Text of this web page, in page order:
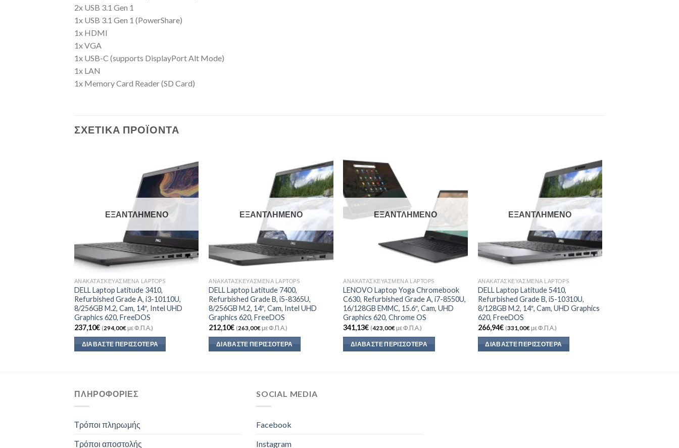
2x USB 3.1 Gen 1
1x USB 3.1 Gen 1 (PowerShare)
1x HDMI
1x VGA
1x USB-C (supports DisplayPort Alt Mode)
1x LAN
1x Memory Card Reader (SD Card)
ΣΧΕΤΙΚΆ ΠΡΟΪΌΝΤΑ
Add to
ΕΞΑΝΤΛΗΜΈΝΟ
ΑΝΑΚΑΤΑΣΚΕΥΑΣΜΈΝΑ LAPTOPS
DELL Laptop Latitude 3410,
Refurbished Grade A, i3-10110U,
8/256GB M.2, Cam, 14″, Intel UHD
Graphics 620, FreeDOS
237,10€ (294,00€με Φ.Π.Α.)
ΔΙΑΒΆΣΤΕ ΠΕΡΙΣΣΌΤΕΡΑ
Add to
Wishlist
ΕΞΑΝΤΛΗΜΈΝΟ
ΑΝΑΚΑΤΑΣΚΕΥΑΣΜΈΝΑ LAPTOPS
DELL Laptop Latitude 7400,
Refurbished Grade B, i5-8365U,
8/256GB M.2, 14″, Cam, Intel UHD
Graphics 620, FreeDOS
212,10€ (263,00€με Φ.Π.Α.)
ΔΙΑΒΆΣΤΕ ΠΕΡΙΣΣΌΤΕΡΑ
Add to
ΕΞΑΝΤΛΗΜΈΝΟ
ΑΝΑΚΑΤΑΣΚΕΥΑΣΜΈΝΑ LAPTOPS
LENOVO Laptop Yoga Chromebook
C630, Refurbished Grade A, i7-8550U,
16/128GB EMMC, 15.6″, Cam, UHD
Graphics 620, Chrome OS
341,13€ (423,00€με Φ.Π.Α.)
ΔΙΑΒΆΣΤΕ ΠΕΡΙΣΣΌΤΕΡΑ
Add to
Wishlist
ΕΞΑΝΤΛΗΜΈΝΟ
ΑΝΑΚΑΤΑΣΚΕΥΑΣΜΈΝΑ LAPTOPS
DELL Laptop Latitude 5410,
Refurbished Grade B, i5-10310U,
8/128GB M.2, 14″, Cam, UHD Graphics
620, FreeDOS
266,94€ (331,00€με Φ.Π.Α.)
ΔΙΑΒΆΣΤΕ ΠΕΡΙΣΣΌΤΕΡΑ
ΠΛΗΡΟΦΟΡΊΕΣ
Τρόποι πληρωμής
Τρόποι αποστολής
SOCIAL MEDIA
Facebook
Instagram